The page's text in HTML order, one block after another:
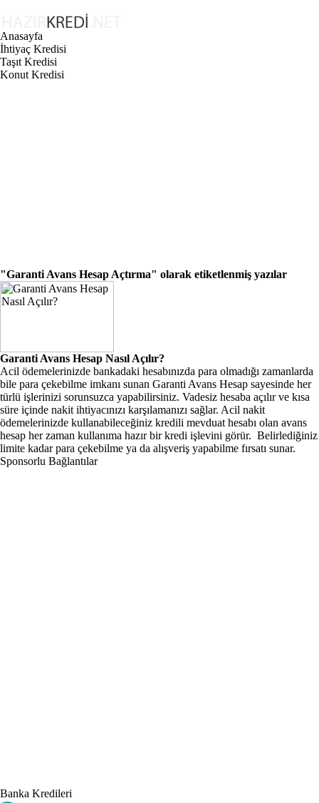
Anasayfa
İhtiyaç Kredisi
Taşıt Kredisi
Konut Kredisi
"Garanti Avans Hesap Açtırma" olarak etiketlenmiş yazılar
Garanti Avans Hesap Nasıl Açılır?
Acil ödemelerinizde bankadaki hesabınızda para olmadığı zamanlarda
bile para çekebilme imkanı sunan Garanti Avans Hesap sayesinde her
türlü işlerinizi sorunsuzca yapabilirsiniz. Vadesiz hesaba açılır ve kısa
süre içinde nakit ihtiyacınızı karşılamanızı sağlar. Acil nakit
ödemelerinizde kullanabileceğiniz kredili mevduat hesabı olan avans
hesap her zaman kullanıma hazır bir kredi işlevini görür. Belirlediğiniz
limite kadar para çekebilme ya da alışveriş yapabilme fırsatı sunar.
Sponsorlu Bağlantılar
Banka Kredileri